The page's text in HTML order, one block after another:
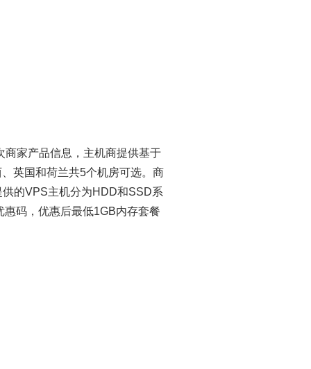
家产品信息，主机商提供基于
英国和荷兰共5个机房可选。商
的VPS主机分为HDD和SSD系
码，优惠后最低1GB内存套餐